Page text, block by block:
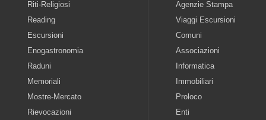
Riti-Religiosi
Reading
Escursioni
Enogastronomia
Raduni
Memoriali
Mostre-Mercato
Rievocazioni
Agenzie Stampa
Viaggi Escursioni
Comuni
Associazioni
Informatica
Immobiliari
Proloco
Enti